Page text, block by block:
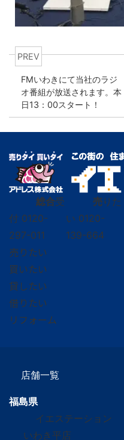
PREV
FMいわきにて当社のラジ
オ番組が放送されます。本
日13：00スタート！
総合受
付 0120-
297-011
売りた
い 0120-
139-664
売りたい
買いたい
貸したい
借りたい
リフォーム
店舗一覧
福島県
イエステーション
いわき平店